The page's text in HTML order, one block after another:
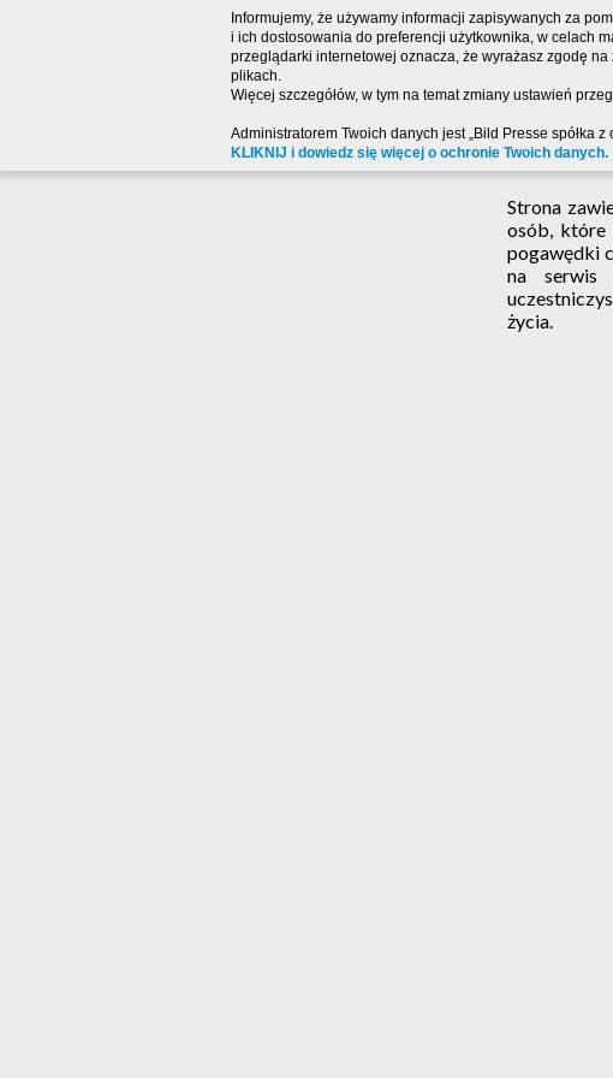
Informujemy, że używamy informacji zapisywanych za
i ich dostosowania do preferencji użytkownika, w celach
przeglądarki internetowej oznacza, że wyrażasz zgodę
plikach.
Więcej szczegółów, w tym na temat zmiany ustawień
Administratorem Twoich danych jest „Bild Presse spółka
KLIKNIJ i dowiedz się więcej o ochronie Twoich danych.
Strona
osób, które
pogawędki
na serwis
życia.